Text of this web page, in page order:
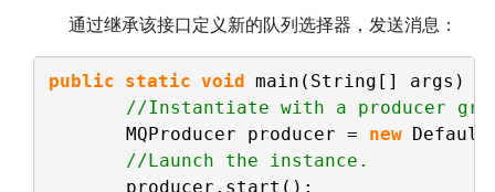
通过继承该接口定义新的队列选择器，发送消息：
public static void main(String[] args)
//Instantiate with a producer
MQProducer producer = new
//Launch the instance.
producer.start();